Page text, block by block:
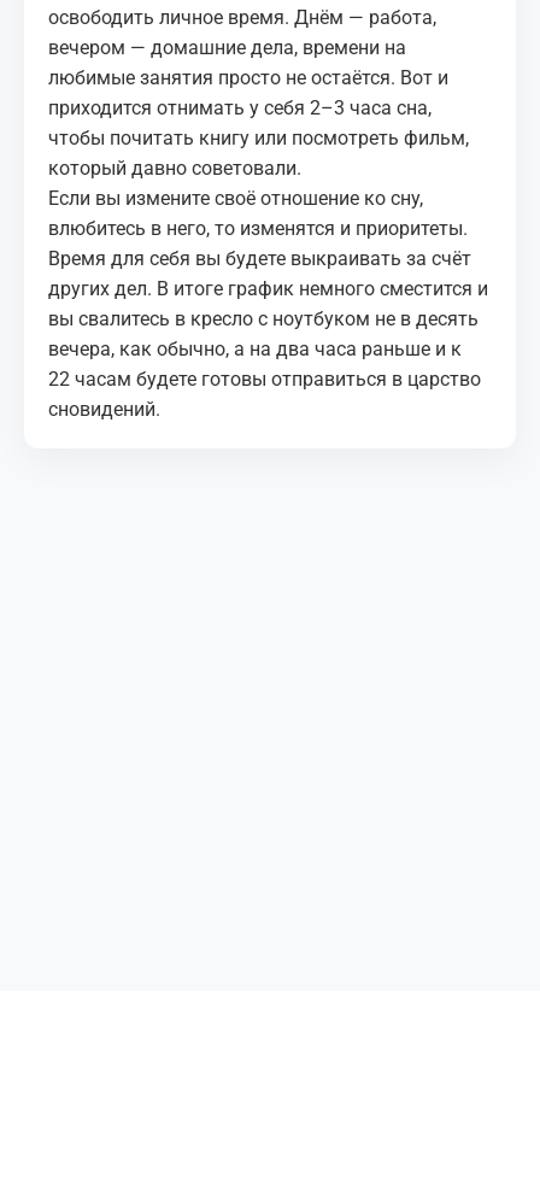
освободить личное время. Днём — работа,
вечером — домашние дела, времени на
любимые занятия просто не остаётся. Вот и
приходится отнимать у себя 2–3 часа сна,
чтобы почитать книгу или посмотреть фильм,
который давно советовали.
Если вы измените своё отношение ко сну,
влюбитесь в него, то изменятся и приоритеты.
Время для себя вы будете выкраивать за счёт
других дел. В итоге график немного сместится и
вы свалитесь в кресло с ноутбуком не в десять
вечера, как обычно, а на два часа раньше и к
22 часам будете готовы отправиться в царство
сновидений.